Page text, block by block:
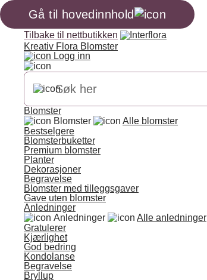
Gå til hovedinnhold
Tilbake til nettbutikken
Kreativ Flora Blomster
Logg inn
Blomster
Blomster
Alle blomster
Bestselgere
Blomsterbuketter
Premium blomster
Planter
Dekorasjoner
Begravelse
Blomster med tilleggsgaver
Gave uten blomster
Anledninger
Anledninger
Alle anledninger
Gratulerer
Kjærlighet
God bedring
Kondolanse
Begravelse
Bryllup